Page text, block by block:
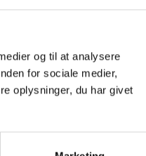
og til at analysere
for sociale medier,
oplysninger, du har givet